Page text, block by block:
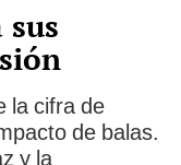
la cifra de
de balas.
y la